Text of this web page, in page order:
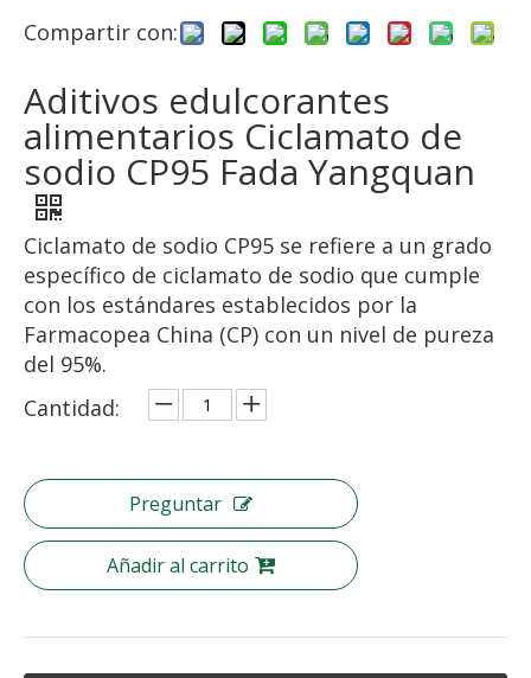
Compartir con:
Aditivos edulcorantes
alimentarios Ciclamato de
sodio CP95 Fada Yangquan
Ciclamato de sodio CP95 se refiere a un grado
específico de ciclamato de sodio que cumple
con los estándares establecidos por la
Farmacopea China (CP) con un nivel de pureza
del 95%.
Cantidad:
Preguntar
Añadir al carrito